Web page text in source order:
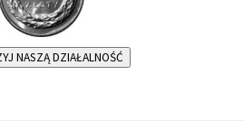
NASZĄ DZIAŁALNOŚĆ